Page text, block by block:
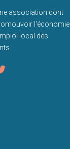
association dont
l'économie
local des